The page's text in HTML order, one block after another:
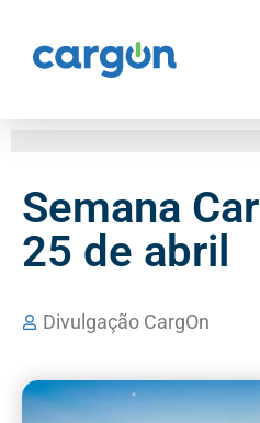
Semana
25 de abril
Divulgação CargOn